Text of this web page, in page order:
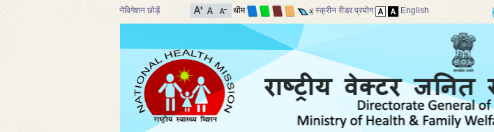
नेविगेशन छोड़ें थीम स्क्रीन रीडर प्रयोग English